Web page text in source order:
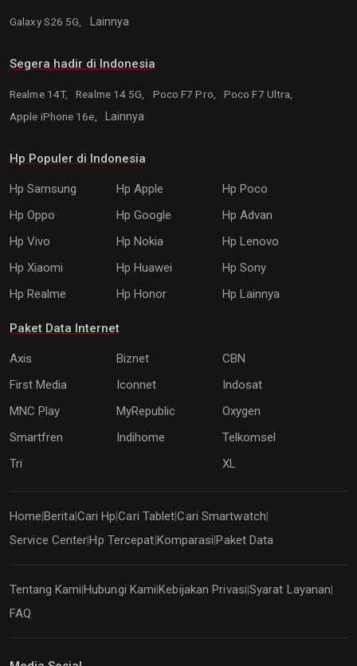
Galaxy S26 5G, Lainnya
Segera hadir di Indonesia
Realme 14T, Realme 14 5G, Poco F7 Pro,
Poco F7 Ultra,
Apple iPhone 16e,
Lainnya
Hp Populer di Indonesia
Hp Samsung Hp Apple
Hp Poco
Hp Oppo
Hp Google
Hp Advan
Hp Vivo
Hp Nokia
Hp Lenovo
Hp Xiaomi
Hp Huawei
Hp Sony
Hp Realme
Hp Honor Hp Lainnya
Paket Data Internet
Axis Biznet
CBN
First Media
Iconnet
Indosat
MNC Play
MyRepublic
Oxygen
Smartfren
Indihome
Telkomsel
Tri
XL
Home|Berita|Cari Hp|Cari Tablet|Cari Smartwatch|
Service Center|Hp Tercepat|Komparasi|Paket Data
Tentang Kami Hubungi Kami Kebijakan Privasi Syarat Layanan
FAQ